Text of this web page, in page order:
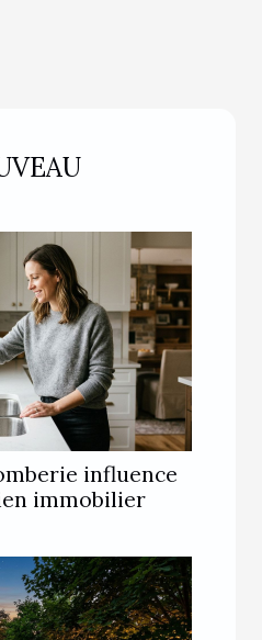
influence
immobilier